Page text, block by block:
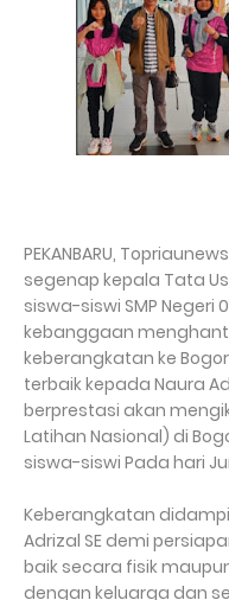
PEKANBARU,
segenap kepala Tata
siswa-siswi SMP Negeri
kebanggaan
keberangkatan ke
terbaik kepada Naura
berprestasi akan
Latihan Nasional) di
siswa-siswi Pada hari
Keberangkatan
Adrizal SE demi
baik secara fisik
dengan keluarga dan